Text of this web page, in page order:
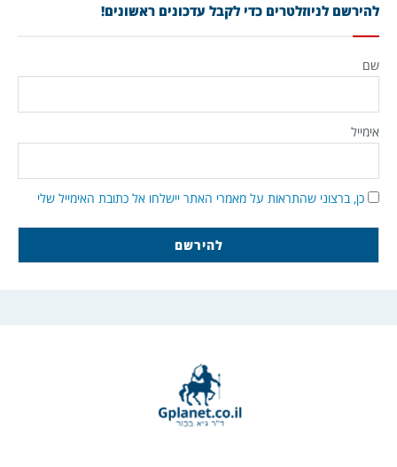
להירשם לניוזלטרים כדי לקבל עדכונים ראשונים!
שם
אימייל
כן, ברצוני שהתראות על מאמרי האתר יישלחו אל כתובת האימייל שלי